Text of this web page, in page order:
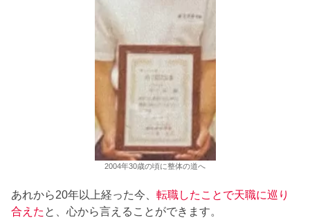
2004年30歳の頃に整体の道へ
あれから20年以上経った今、 転職したことで天職に巡り
合えた と、心から言えることができます。